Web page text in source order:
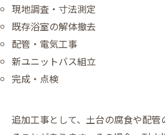
現地調査・寸法測定
既存浴室の解体撤去
配管・電気工事
新ユニットバス組立
完成・点検
追加工事として、土台の腐食や配